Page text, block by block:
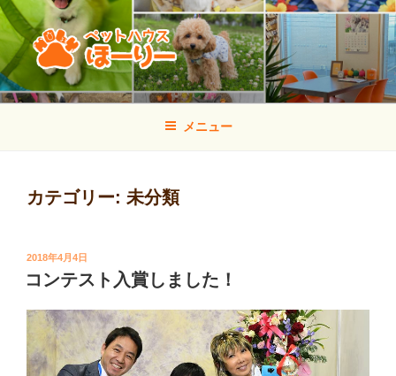
コ
ン
ン
ツ
ペットハウス ほーりー
山口県宇部市のトリミング・しつけ方教室・犬の幼稚園
メニュー
カテゴリー: 未分類
投
稿
日:
2018年4月4日
コンテスト入賞しました！